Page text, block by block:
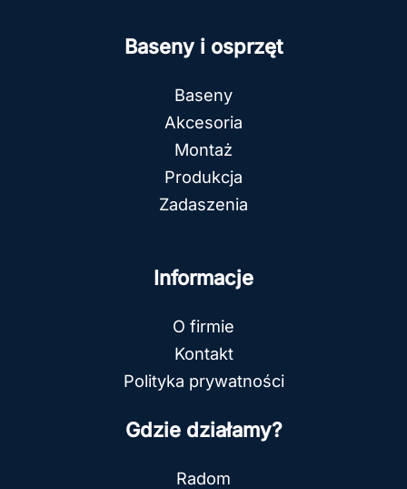
Baseny i osprzęt
Baseny
Akcesoria
Montaż
Produkcja
Zadaszenia
Informacje
O firmie
Kontakt
Polityka prywatności
Gdzie działamy?
Radom